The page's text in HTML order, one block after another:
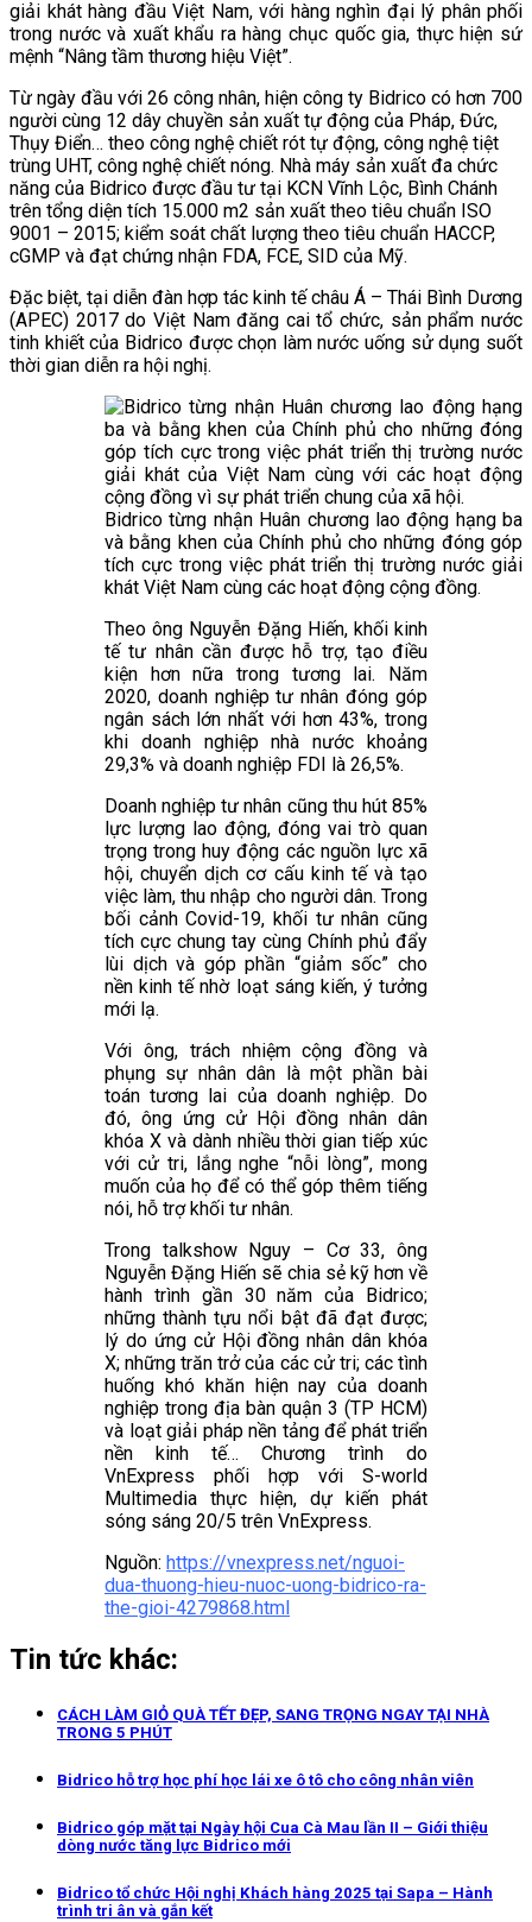
giải khát hàng đầu Việt Nam, với hàng nghìn đại lý phân phối
trong nước và xuất khẩu ra hàng chục quốc gia, thực hiện sứ
mệnh “Nâng tầm thương hiệu Việt”.
Từ ngày đầu với 26 công nhân, hiện công ty Bidrico có hơn 700
người cùng 12 dây chuyền sản xuất tự động của Pháp, Đức,
Thụy Điển… theo công nghệ chiết rót tự động, công nghệ tiệt
trùng UHT, công nghệ chiết nóng. Nhà máy sản xuất đa chức
năng của Bidrico được đầu tư tại KCN Vĩnh Lộc, Bình Chánh
trên tổng diện tích 15.000 m2 sản xuất theo tiêu chuẩn ISO
9001 – 2015; kiểm soát chất lượng theo tiêu chuẩn HACCP,
cGMP và đạt chứng nhận FDA, FCE, SID của Mỹ.
Đặc biệt, tại diễn đàn hợp tác kinh tế châu Á – Thái Bình Dương
(APEC) 2017 do Việt Nam đăng cai tổ chức, sản phẩm nước
tinh khiết của Bidrico được chọn làm nước uống sử dụng suốt
thời gian diễn ra hội nghị.
Bidrico từng nhận Huân chương lao động hạng ba
và bằng khen của Chính phủ cho những đóng góp
tích cực trong việc phát triển thị trường nước giải
khát Việt Nam cùng các hoạt động cộng đồng.
Theo ông Nguyễn Đặng Hiến, khối kinh
tế tư nhân cần được hỗ trợ, tạo điều
kiện hơn nữa trong tương lai. Năm
2020, doanh nghiệp tư nhân đóng góp
ngân sách lớn nhất với hơn 43%, trong
khi doanh nghiệp nhà nước khoảng
29,3% và doanh nghiệp FDI là 26,5%.
Doanh nghiệp tư nhân cũng thu hút 85%
lực lượng lao động, đóng vai trò quan
trọng trong huy động các nguồn lực xã
hội, chuyển dịch cơ cấu kinh tế và tạo
việc làm, thu nhập cho người dân. Trong
bối cảnh Covid-19, khối tư nhân cũng
tích cực chung tay cùng Chính phủ đẩy
lùi dịch và góp phần “giảm sốc” cho
nền kinh tế nhờ loạt sáng kiến, ý tưởng
mới lạ.
Với ông, trách nhiệm cộng đồng và
phụng sự nhân dân là một phần bài
toán tương lai của doanh nghiệp. Do
đó, ông ứng cử Hội đồng nhân dân
khóa X và dành nhiều thời gian tiếp xúc
với cử tri, lắng nghe “nỗi lòng”, mong
muốn của họ để có thể góp thêm tiếng
nói, hỗ trợ khối tư nhân.
Trong talkshow Nguy – Cơ 33, ông
Nguyễn Đặng Hiến sẽ chia sẻ kỹ hơn về
hành trình gần 30 năm của Bidrico;
những thành tựu nổi bật đã đạt được;
lý do ứng cử Hội đồng nhân dân khóa
X; những trăn trở của các cử tri; các tình
huống khó khăn hiện nay của doanh
nghiệp trong địa bàn quận 3 (TP HCM)
và loạt giải pháp nền tảng để phát triển
nền kinh tế… Chương trình do
VnExpress phối hợp với S-world
Multimedia thực hiện, dự kiến phát
sóng sáng 20/5 trên VnExpress.
Nguồn: https://vnexpress.net/nguoi-
dua-thuong-hieu-nuoc-uong-bidrico-ra-
the-gioi-4279868.html
Tin tức khác:
CÁCH LÀM GIỎ QUÀ TẾT ĐẸP, SANG TRỌNG NGAY TẠI NHÀ
TRONG 5 PHÚT
Bidrico hỗ trợ học phí học lái xe ô tô cho công nhân viên
Bidrico góp mặt tại Ngày hội Cua Cà Mau lần II – Giới thiệu
dòng nước tăng lực Bidrico mới
Bidrico tổ chức Hội nghị Khách hàng 2025 tại Sapa – Hành
trình tri ân và gắn kết